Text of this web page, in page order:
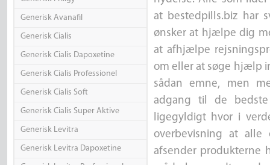
Generisk Avanafil
Generisk Cialis
Generisk Cialis Dapoxetine
Generisk Cialis Professionel
Generisk Cialis Soft
Generisk Cialis Super Aktive
Generisk Levitra
Generisk Levitra Dapoxetine
at bestedpills.biz har
ønsker at hjælpe dig
at afhjælpe
om eller at søge hjælp
sådan emne, men
adgang til de
ligegyldigt hvor i
overbevisning at alle
afsender produkterne